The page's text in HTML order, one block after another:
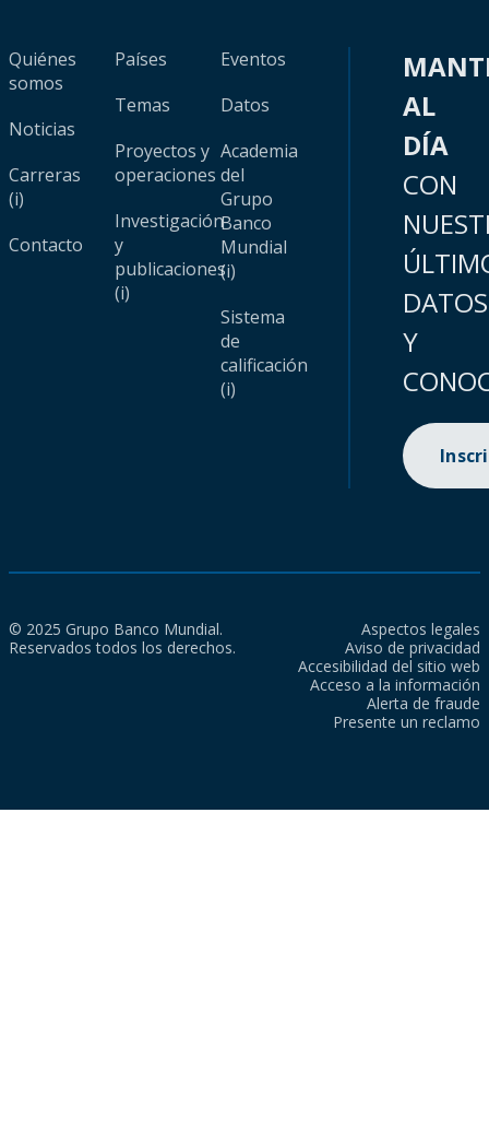
Quiénes
somos
Noticias
Carreras
(i)
Contacto
Países
Temas
Proyectos y
operaciones
Investigación
y
publicaciones
(i)
Eventos
Datos
Academia
del
Grupo
Banco
Mundial
(i)
Sistema
de
calificación
(i)
AL
DÍA
CON
DATOS
Y
© 2025 Grupo Banco Mundial.
Reservados todos los derechos.
Aspectos legales
Aviso de privacidad
Accesibilidad del sitio web
Acceso a la información
Alerta de fraude
Presente un reclamo